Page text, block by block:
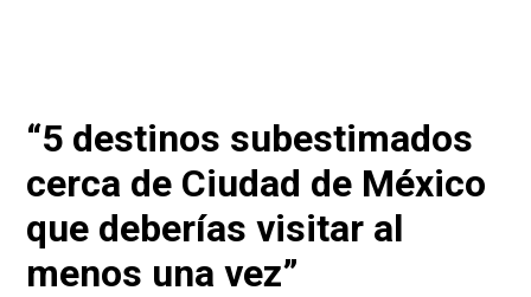
“5 destinos subestimados
cerca de Ciudad de México
que deberías visitar al
menos una vez”